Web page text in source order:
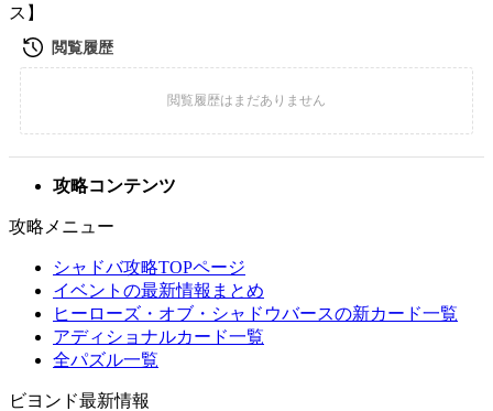
ス】
攻略コンテンツ
攻略メニュー
シャドバ攻略TOPページ
イベントの最新情報まとめ
ヒーローズ・オブ・シャドウバースの新カード一覧
アディショナルカード一覧
全パズル一覧
ビヨンド最新情報